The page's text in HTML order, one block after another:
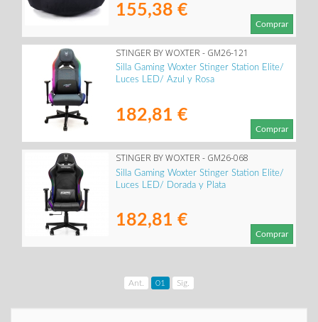
155,38 €
Comprar
STINGER BY WOXTER - GM26-121
Silla Gaming Woxter Stinger Station Elite/
Luces LED/ Azul y Rosa
182,81 €
Comprar
STINGER BY WOXTER - GM26-068
Silla Gaming Woxter Stinger Station Elite/
Luces LED/ Dorada y Plata
182,81 €
Comprar
Ant. 01 Sig.